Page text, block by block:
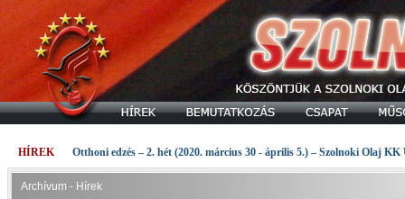
HÍREK Otthoni edzés – 2. hét (2020. március 30 - április 5.) – Szolnoki Olaj KK
Archívum - Hírek